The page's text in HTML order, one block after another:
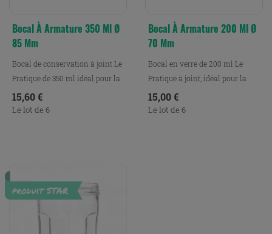
Bocal À Armature 350 Ml Ø
85 Mm
Bocal de conservation à joint Le
Pratique de 350 ml idéal pour la
conservation,...
Prix
15,60 €
Le lot de 6
Bocal À Armature 200 Ml Ø
70 Mm
Bocal en verre de 200 ml Le
Pratique à joint, idéal pour la
conservation, la...
Prix
15,00 €
Le lot de 6